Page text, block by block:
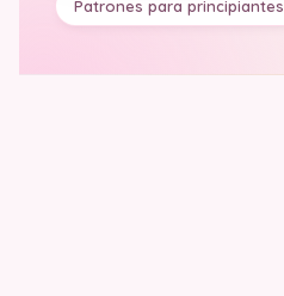
Patrones para principiantes